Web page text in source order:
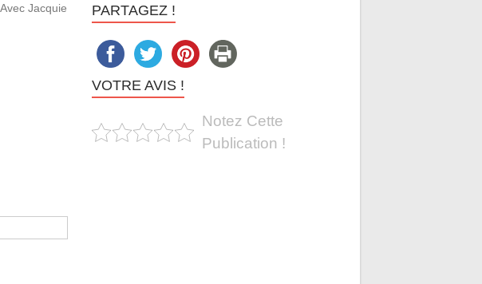
Jacquie
PARTAGEZ !
VOTRE AVIS !
Notez Cette
Publication !